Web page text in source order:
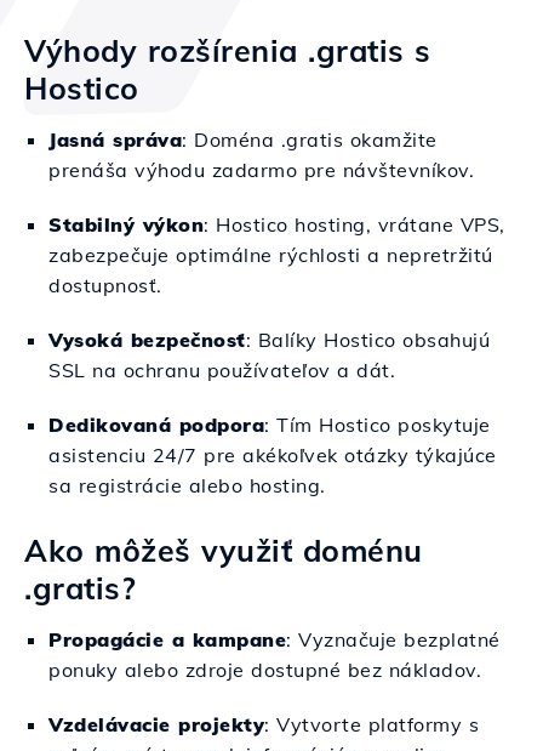
Výhody rozšírenia .gratis s
Hostico
Jasná správa: Doména .gratis okamžite
prenáša výhodu zadarmo pre návštevníkov.
Stabilný výkon: Hostico hosting, vrátane VPS,
zabezpečuje optimálne rýchlosti a nepretržitú
dostupnosť.
Vysoká bezpečnosť: Balíky Hostico obsahujú
SSL na ochranu používateľov a dát.
Dedikovaná podpora: Tím Hostico poskytuje
asistenciu 24/7 pre akékoľvek otázky týkajúce
sa registrácie alebo hosting.
Ako môžeš využiť doménu
.gratis?
Propagácie a kampane: Vyznačuje bezplatné
ponuky alebo zdroje dostupné bez nákladov.
Vzdelávacie projekty: Vytvorte platformy s